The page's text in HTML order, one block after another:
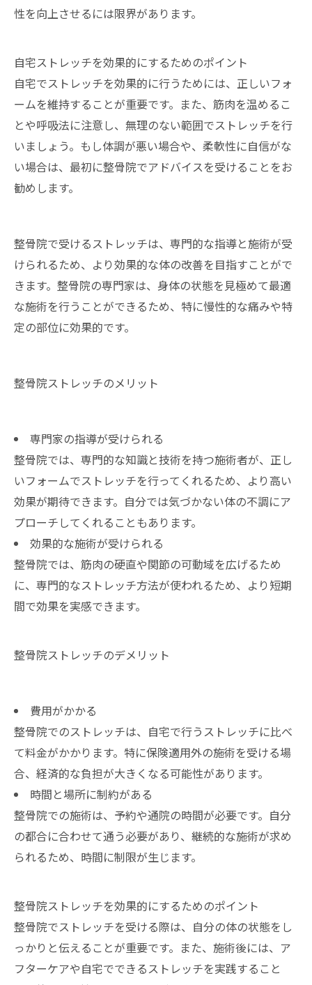
性を向上させるには限界があります。
自宅ストレッチを効果的にするためのポイント
自宅でストレッチを効果的に行うためには、正しいフォ
ームを維持することが重要です。また、筋肉を温めるこ
とや呼吸法に注意し、無理のない範囲でストレッチを行
いましょう。もし体調が悪い場合や、柔軟性に自信がな
い場合は、最初に整骨院でアドバイスを受けることをお
勧めします。
整骨院で受けるストレッチは、専門的な指導と施術が受
けられるため、より効果的な体の改善を目指すことがで
きます。整骨院の専門家は、身体の状態を見極めて最適
な施術を行うことができるため、特に慢性的な痛みや特
定の部位に効果的です。
整骨院ストレッチのメリット
専門家の指導が受けられる
整骨院では、専門的な知識と技術を持つ施術者が、正し
いフォームでストレッチを行ってくれるため、より高い
効果が期待できます。自分では気づかない体の不調にア
プローチしてくれることもあります。
効果的な施術が受けられる
整骨院では、筋肉の硬直や関節の可動域を広げるため
に、専門的なストレッチ方法が使われるため、より短期
間で効果を実感できます。
整骨院ストレッチのデメリット
費用がかかる
整骨院でのストレッチは、自宅で行うストレッチに比べ
て料金がかかります。特に保険適用外の施術を受ける場
合、経済的な負担が大きくなる可能性があります。
時間と場所に制約がある
整骨院での施術は、予約や通院の時間が必要です。自分
の都合に合わせて通う必要があり、継続的な施術が求め
られるため、時間に制限が生じます。
整骨院ストレッチを効果的にするためのポイント
整骨院でストレッチを受ける際は、自分の体の状態をし
っかりと伝えることが重要です。また、施術後には、ア
フターケアや自宅でできるストレッチを実践すること